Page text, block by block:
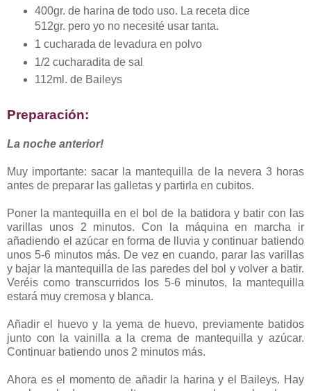
400gr. de harina de todo uso. La receta dice
512gr. pero yo no necesité usar tanta.
1 cucharada de levadura en polvo
1/2 cucharadita de sal
112ml. de Baileys
Preparación:
La noche anterior!
Muy importante: sacar la mantequilla de la nevera 3 horas
antes de preparar las galletas y partirla en cubitos.
Poner la mantequilla en el bol de la batidora y batir con las
varillas unos 2 minutos. Con la máquina en marcha ir
añadiendo el azúcar en forma de lluvia y continuar batiendo
unos 5-6 minutos más. De vez en cuando, parar las varillas
y bajar la mantequilla de las paredes del bol y volver a batir.
Veréis como transcurridos los 5-6 minutos, la mantequilla
estará muy cremosa y blanca.
Añadir el huevo y la yema de huevo, previamente batidos
junto con la vainilla a la crema de mantequilla y azúcar.
Continuar batiendo unos 2 minutos más.
Ahora es el momento de añadir la harina y el Baileys. Hay